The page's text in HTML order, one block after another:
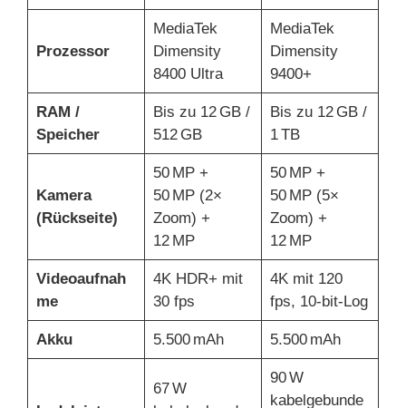
Prozessor
MediaTek
Dimensity
8400 Ultra
MediaTek
Dimensity
9400+
RAM /
Speicher
Bis zu 12 GB /
512 GB
Bis zu 12 GB /
1 TB
Kamera
(Rückseite)
50 MP +
50 MP (2×
Zoom) +
12 MP
50 MP +
50 MP (5×
Zoom) +
12 MP
Videoaufnah
me
4K HDR+ mit
30 fps
4K mit 120
fps, 10-bit-Log
Akku 5.500 mAh 5.500 mAh
67 W
90 W
kabelgebunde